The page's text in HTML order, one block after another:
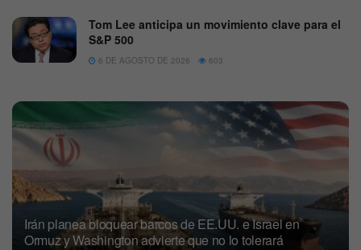
Tom Lee anticipa un movimiento clave para el
S&P 500
6 DE AGOSTO DE 2026 603
Irán planea bloquear barcos de EE.UU. e Israel en
Ormuz y Washington advierte que no lo tolerará